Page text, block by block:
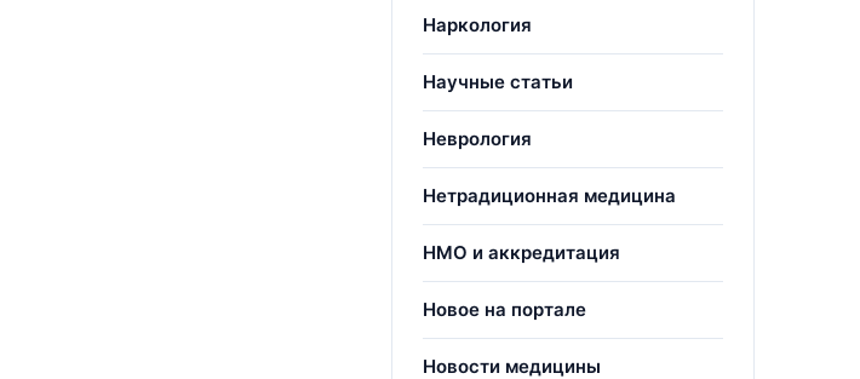
Наркология
Научные статьи
Неврология
Нетрадиционная медицина
НМО и аккредитация
Новое на портале
Новости медицины